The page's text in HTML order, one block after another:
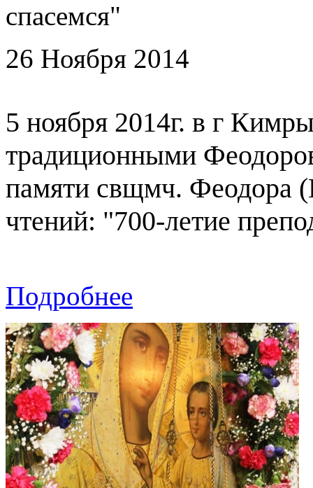
спасемся"
26 Ноября 2014
5 ноября 2014г. в г
традиционными
памяти свщмч. Феодора
чтений: "700-летие
Подробнее